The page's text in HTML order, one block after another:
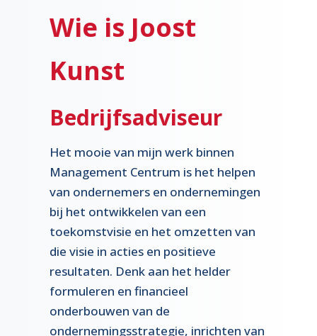
Wie is Joost
Kunst
Bedrijfsadviseur
Het mooie van mijn werk binnen
Management Centrum is het helpen
van ondernemers en ondernemingen
bij het ontwikkelen van een
toekomstvisie en het omzetten van
die visie in acties en positieve
resultaten. Denk aan het helder
formuleren en financieel
onderbouwen van de
ondernemingsstrategie, inrichten van